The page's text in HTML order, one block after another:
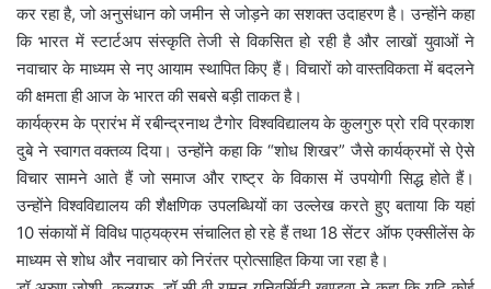
कर रहा है, जो अनुसंधान को जमीन से जोड़ने का सशक्त उदाहरण है। उन्होंने कहा
कि भारत में स्टार्टअप संस्कृति तेजी से विकसित हो रही है और लाखों युवाओं ने
नवाचार के माध्यम से नए आयाम स्थापित किए हैं। विचारों को वास्तविकता में बदलने
की क्षमता ही आज के भारत की सबसे बड़ी ताकत है।
कार्यक्रम के प्रारंभ में रबीन्द्रनाथ टैगोर विश्वविद्यालय के कुलगुरु प्रो रवि प्रकाश
दुबे ने स्वागत वक्तव्य दिया। उन्होंने कहा कि “शोध शिखर” जैसे कार्यक्रमों से ऐसे
विचार सामने आते हैं जो समाज और राष्ट्र के विकास में उपयोगी सिद्ध होते हैं।
उन्होंने विश्वविद्यालय की शैक्षणिक उपलब्धियों का उल्लेख करते हुए बताया कि यहां
10 संकायों में विविध पाठ्यक्रम संचालित हो रहे हैं तथा 18 सेंटर ऑफ एक्सीलेंस के
माध्यम से शोध और नवाचार को निरंतर प्रोत्साहित किया जा रहा है।